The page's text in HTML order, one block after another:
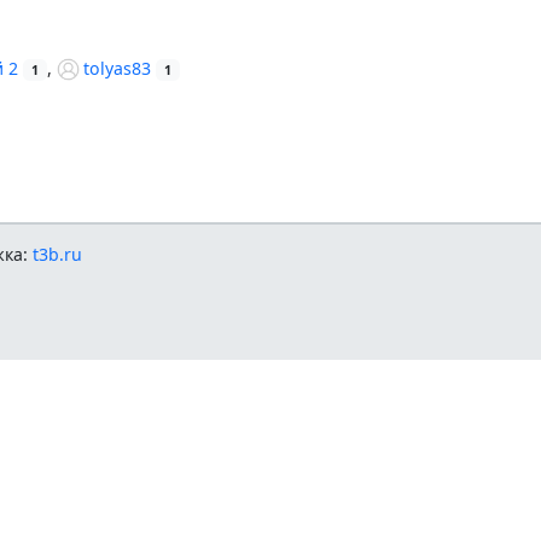
2 1 , tolyas83 1
t3b.ru